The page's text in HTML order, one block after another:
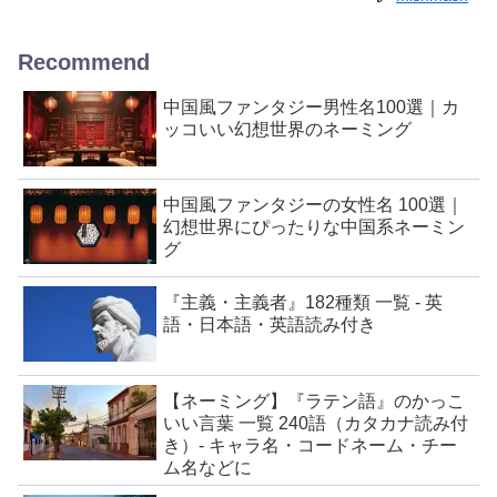
Recommend
中国風ファンタジー男性名100選｜カ
ッコいい幻想世界のネーミング
中国風ファンタジーの女性名 100選｜
幻想世界にぴったりな中国系ネーミン
グ
『主義・主義者』182種類 一覧 - 英
語・日本語・英語読み付き
【ネーミング】『ラテン語』のかっこ
いい言葉 一覧 240語（カタカナ読み付
き）- キャラ名・コードネーム・チー
ム名などに